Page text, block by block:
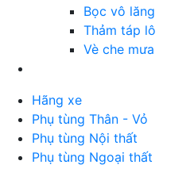
Bọc vô lăng
Thảm táp lô
Vè che mưa
Hãng xe
Phụ tùng Thân - Vỏ
Phụ tùng Nội thất
Phụ tùng Ngoại thất